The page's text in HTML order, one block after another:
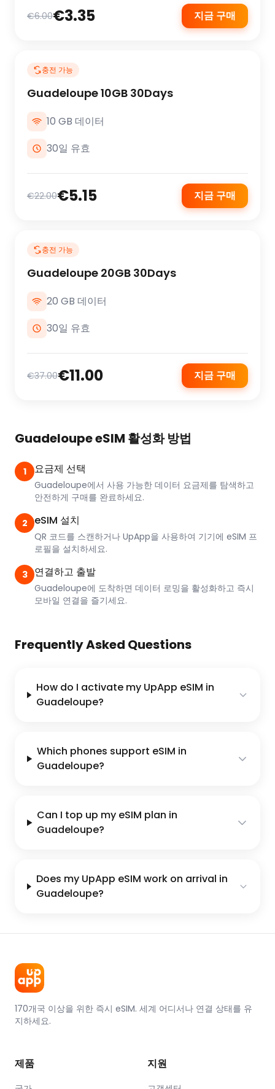
€6.00€3.35 지금 구매
충전 가능
Guadeloupe 10GB 30Days
10 GB 데이터
30일 유효
€22.00€5.15 지금 구매
충전 가능
Guadeloupe 20GB 30Days
20 GB 데이터
30일 유효
€37.00€11.00 지금 구매
Guadeloupe eSIM 활성화 방법
1 요금제 선택
Guadeloupe에서 사용 가능한 데이터 요금제를 탐색하고
안전하게 구매를 완료하세요.
2 eSIM 설치
QR 코드를 스캔하거나 UpApp을 사용하여 기기에 eSIM 프
로필을 설치하세요.
3 연결하고 출발
Guadeloupe에 도착하면 데이터 로밍을 활성화하고 즉시
모바일 연결을 즐기세요.
Frequently Asked Questions
How do I activate my UpApp eSIM in
Guadeloupe?
Which phones support eSIM in
Guadeloupe?
Can I top up my eSIM plan in
Guadeloupe?
Does my UpApp eSIM work on arrival in
Guadeloupe?
170개국 이상을 위한 즉시 eSIM. 세계 어디서나 연결 상태를 유
지하세요.
제품 지원